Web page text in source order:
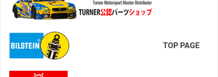
TOP PAGE